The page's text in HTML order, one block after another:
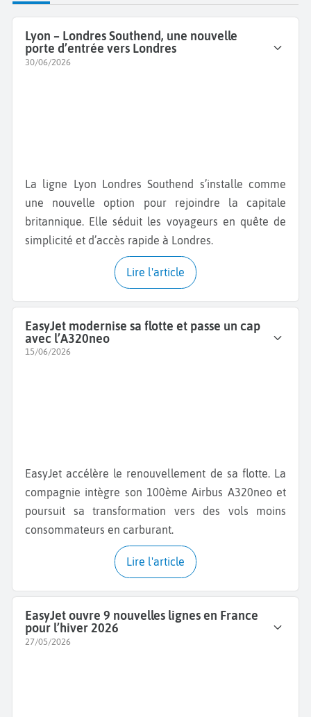
Lyon – Londres Southend, une nouvelle
porte d’entrée vers Londres
30/06/2026
La ligne Lyon Londres Southend s’installe comme
une nouvelle option pour rejoindre la capitale
britannique. Elle séduit les voyageurs en quête de
simplicité et d’accès rapide à Londres.
Lire l'article
EasyJet modernise sa flotte et passe un cap
avec l’A320neo
15/06/2026
EasyJet accélère le renouvellement de sa flotte. La
compagnie intègre son 100ème Airbus A320neo et
poursuit sa transformation vers des vols moins
consommateurs en carburant.
Lire l'article
EasyJet ouvre 9 nouvelles lignes en France
pour l’hiver 2026
27/05/2026